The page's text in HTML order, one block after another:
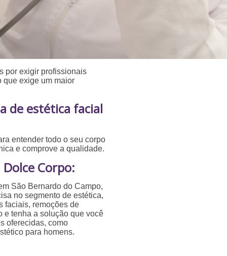
por exigir profissionais
que exige um maior
de estética facial
entender todo o seu corpo
e comprove a qualidade.
Corpo:
São Bernardo do Campo,
no segmento de estética,
faciais, remoções de
e tenha a solução que você
oferecidas, como
para homens.